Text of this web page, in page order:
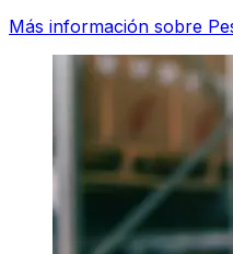
Más información sobre